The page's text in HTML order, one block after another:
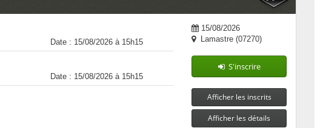
Date : 15/08/2026 à 15h15
Date : 15/08/2026 à 15h15
15/08/2026
Lamastre (07270)
S'inscrire
Afficher les inscrits
Afficher les détails